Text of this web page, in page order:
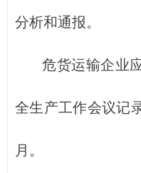
分析和通报。
危货运输企业应
全生产工作会议记
月。